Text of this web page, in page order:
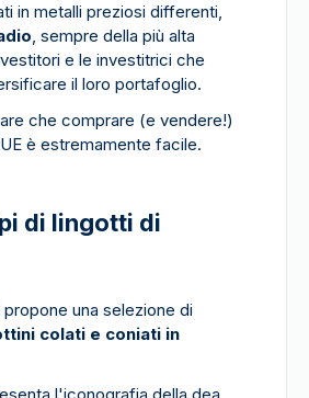
in metalli preziosi differenti,
, sempre della più alta
e le investitrici che
il loro portafoglio.
che comprare (e vendere!)
è estremamente facile.
di lingotti di
propone una selezione di
colati e coniati in